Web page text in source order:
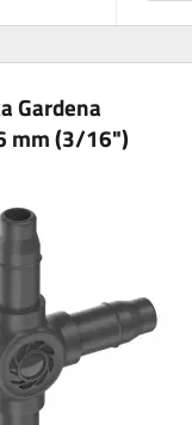
Gardena
mm (3/16")